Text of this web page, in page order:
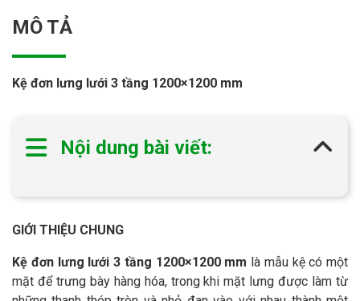
MÔ TẢ
Kệ đơn lưng lưới 3 tầng 1200×1200 mm
Nội dung bài viết:
GIỚI THIỆU CHUNG
Kệ đơn lưng lưới 3 tầng 1200×1200 mm là mẫu kệ có một
mặt để trưng bày hàng hóa, trong khi mặt lưng được làm từ